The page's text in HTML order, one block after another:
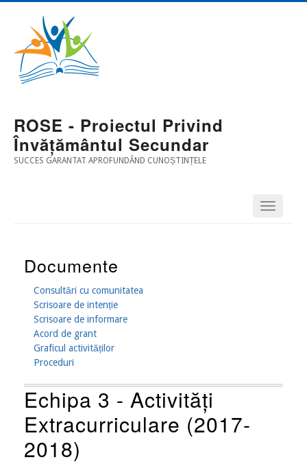
conţinutul
principal
ROSE - Proiectul Privind
Învățământul Secundar
SUCCES GARANTAT APROFUNDÂND CUNOȘTINȚELE
Main
Navigation
Documente
Consultări cu comunitatea
Scrisoare de intenție
Scrisoare de informare
Acord de grant
Graficul activităților
Proceduri
Echipa 3 - Activități
Extracurriculare (2017-
2018)